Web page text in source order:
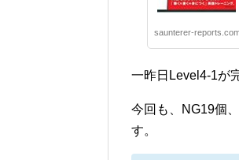
saunterer-
一昨日Level4-1が
今回も、NG19個
す。